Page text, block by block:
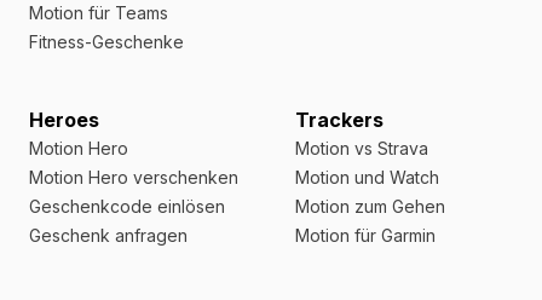
Motion für Teams
Fitness-Geschenke
Heroes
Motion Hero
Motion Hero verschenken
Geschenkcode einlösen
Geschenk anfragen
Trackers
Motion vs Strava
Motion und Watch
Motion zum Gehen
Motion für Garmin